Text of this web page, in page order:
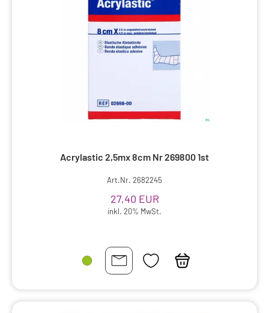
Acrylastic 2,5mx 8cm Nr 269800 1st
Art.Nr. 2682245
27,40 EUR
inkl. 20% MwSt.